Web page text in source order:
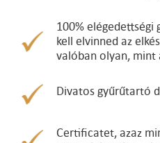
100% elégedettségi
kell elvinned az
valóban olyan,
Divatos gyűrűtartó
Certificatet, azaz